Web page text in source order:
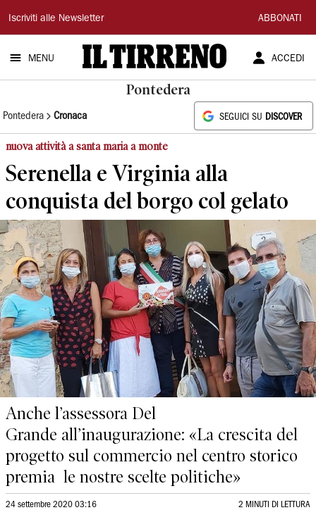
Il
Tirreno
Iscriviti alle Newsletter ABBONATI
MENU ACCEDI
Pontedera
Pontedera Cronaca SEGUICI SU DISCOVER
nuova attività a santa maria a monte
Serenella e Virginia alla
conquista del borgo col gelato
Anche l’assessora Del
Grande all’inaugurazione: «La crescita del
progetto sul commercio nel centro storico
premia le nostre scelte politiche»
24 settembre 2020 03:16 2 MINUTI DI LETTURA